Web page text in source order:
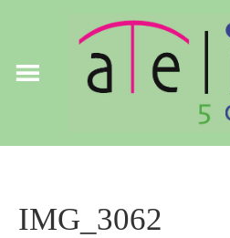
IMG_3062